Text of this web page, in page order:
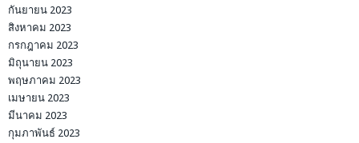
กันยายน 2023
สิงหาคม 2023
กรกฎาคม 2023
มิถุนายน 2023
พฤษภาคม 2023
เมษายน 2023
มีนาคม 2023
กุมภาพันธ์ 2023